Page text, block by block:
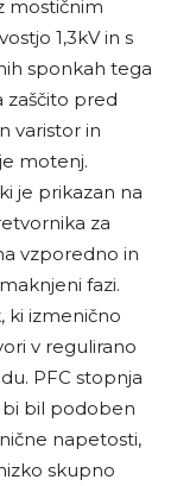
mostičnim
1,3kV in s
sponkah tega
zaščito pred
varistor in
motenj.
je prikazan na
za
vzporedno in
fazi.
ki izmenično
v regulirano
PFC stopnja
bi bil podoben
napetosti,
skupno